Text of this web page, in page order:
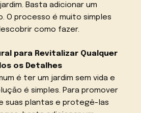
Basta adicionar um
O processo é muito simples
como fazer.
para Revitalizar Qualquer
os Detalhes
é ter um jardim sem vida e
é simples. Para promover
suas plantas e protegê-las